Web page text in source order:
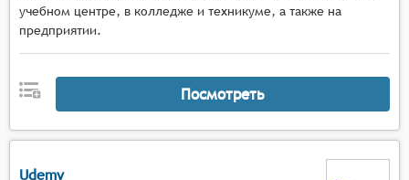
учебном центре, в колледже и техникуме, а также на
предприятии.
Посмотреть
Udemy